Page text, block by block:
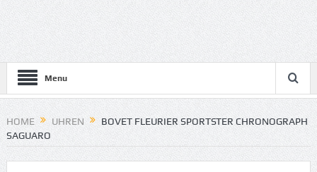
Menu
HOME UHREN
BOVET FLEURIER SPORTSTER CHRONOGRAPH
SAGUARO